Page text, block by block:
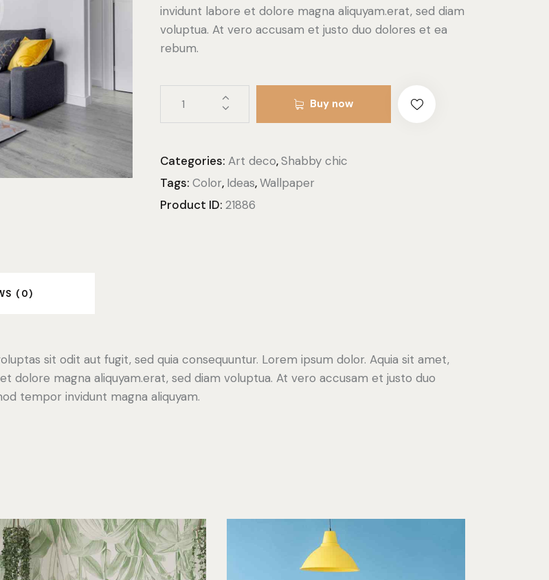
invidunt labore et dolore magna aliquyam.erat, sed diam
voluptua. At vero accusam et justo duo dolores et ea
rebum.
Buy now
Categories: Art deco,Shabby chic
Tags: Color, Ideas,Wallpaper
Product ID: 21886
(0)
sit odit aut fugit, sed quia consequuntur. Lorem ipsum dolor. Aquia sit amet,
dolore magna aliquyam.erat, sed diam voluptua. At vero accusam et justo duo
tempor invidunt magna aliquyam.